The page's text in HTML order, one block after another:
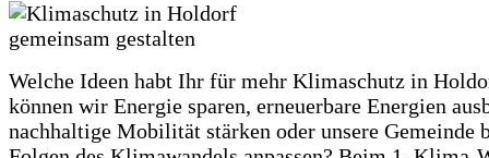
Welche Ideen habt Ihr für mehr Klimaschutz in
können wir Energie sparen, erneuerbare Energien
nachhaltige Mobilität stärken oder unsere Gemeinde